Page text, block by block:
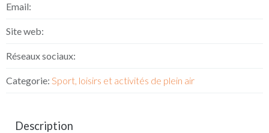
Email:
Site web:
Réseaux sociaux:
Categorie: Sport, loisirs et activités de plein air
Description